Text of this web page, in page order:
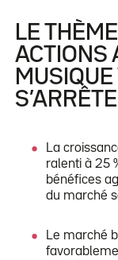
LE
ACTIONS
La
ralenti à 25
bénéfices
du marché
Le marché